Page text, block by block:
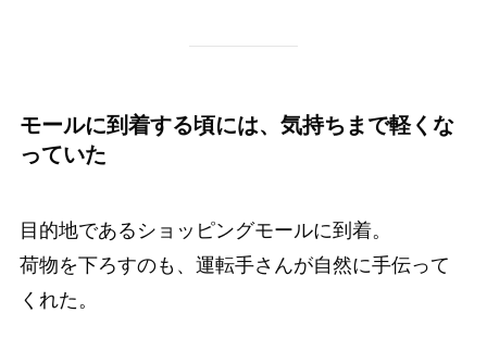
モールに到着する頃には、気持ちまで軽くな
っていた
目的地であるショッピングモールに到着。
荷物を下ろすのも、運転手さんが自然に手伝って
くれた。